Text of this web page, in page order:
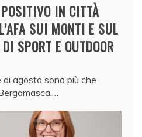
IN CITTÀ
SUI MONTI E SUL
SPORT E OUTDOOR
di agosto sono più che